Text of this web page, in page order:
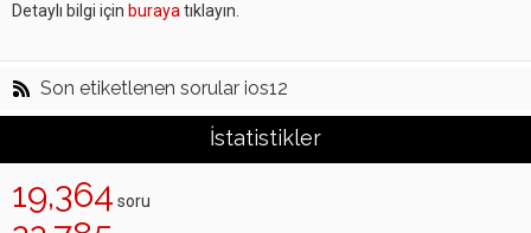
Detaylı bilgi için buraya tıklayın.
Son etiketlenen sorular ios12
İstatistikler
19,364 soru